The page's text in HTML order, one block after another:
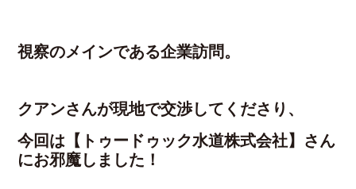
視察のメインである企業訪問。
クアンさんが現地で交渉してくださり、
今回は【トゥードゥック水道株式会社】さん
にお邪魔しました！